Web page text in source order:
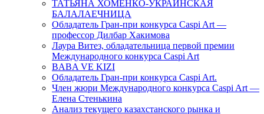
ТАТЬЯНА ХОМЕНКО-УКРАИНСКАЯ
БАЛАЛАЕЧНИЦА
Обладатель Гран-при конкурса Caspi Art —
профессор Дилбар Хакимова
Лаура Витез, обладательница первой премии
Международного конкурса Caspi Art
BABA VE KIZI
Обладатель Гран-при конкурса Caspi Art.
Член жюри Международного конкурса Caspi Art —
Елена Стенькина
Анализ текущего казахстанского рынка и